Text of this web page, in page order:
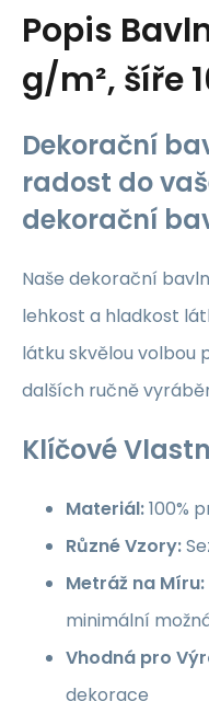
Popis
g/m², šíře
Dekorační
radost do
dekorační
Naše dekorační
lehkost a hladkost
látku skvělou volbou
dalších ručně
Klíčové
Materiál:100%
Různé Vzory:
Metráž na Míru:
minimální
Vhodná pro
dekorace